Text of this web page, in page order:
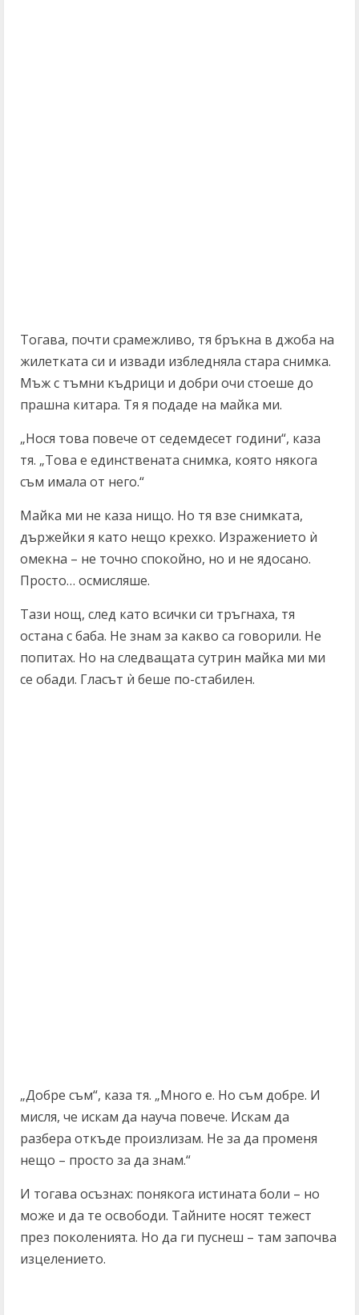
Тогава, почти срамежливо, тя бръкна в джоба на
жилетката си и извади избледняла стара снимка.
Мъж с тъмни къдрици и добри очи стоеше до
прашна китара. Тя я подаде на майка ми.
„Нося това повече от седемдесет години“, каза
тя. „Това е единствената снимка, която някога
съм имала от него.“
Майка ми не каза нищо. Но тя взе снимката,
държейки я като нещо крехко. Изражението ѝ
омекна – не точно спокойно, но и не ядосано.
Просто… осмисляше.
Тази нощ, след като всички си тръгнаха, тя
остана с баба. Не знам за какво са говорили. Не
попитах. Но на следващата сутрин майка ми ми
се обади. Гласът ѝ беше по-стабилен.
„Добре съм“, каза тя. „Много е. Но съм добре. И
мисля, че искам да науча повече. Искам да
разбера откъде произлизам. Не за да променя
нещо – просто за да знам.“
И тогава осъзнах: понякога истината боли – но
може и да те освободи. Тайните носят тежест
през поколенията. Но да ги пуснеш – там започва
изцелението.